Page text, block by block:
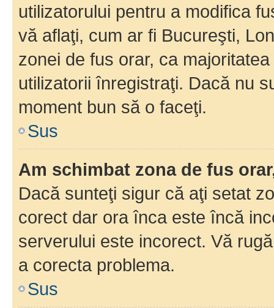
utilizatorului pentru a modifica
vă aflaţi, cum ar fi Bucureşti,
zonei de fus orar, ca
utilizatorii înregistraţi. Dacă nu
moment bun să o faceţi.
Sus
Am schimbat zona de fus
Dacă sunteţi sigur că aţi setat
corect dar ora înca este încă
serverului este incorect. Vă
a corecta problema.
Sus